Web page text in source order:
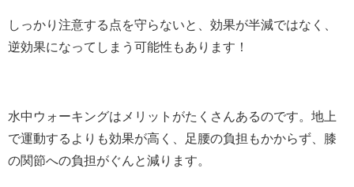
しっかり注意する点を守らないと、効果が半減ではなく、
逆効果になってしまう可能性もあります！
水中ウォーキングはメリットがたくさんあるのです。地上
で運動するよりも効果が高く、足腰の負担もかからず、膝
の関節への負担がぐんと減ります。